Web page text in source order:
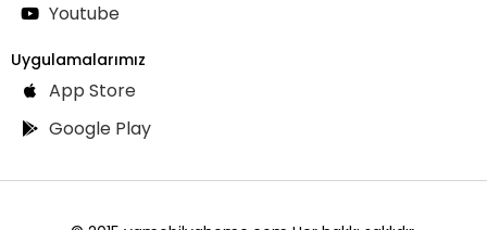
Youtube
Uygulamalarımız
App Store
Google Play